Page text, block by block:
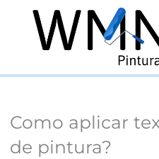
conteúdo
Como aplicar
de pintura?